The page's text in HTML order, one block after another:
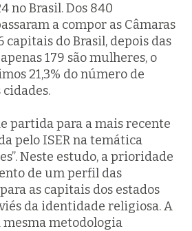
no Brasil. Dos 840
a compor as Câmaras
capitais do Brasil, depois das
179 são mulheres, o
21,3% do número de
cidades.
partida para a mais recente
pelo ISER na temática
Neste estudo, a prioridade
de um perfil das
as capitais dos estados
da identidade religiosa. A
mesma metodologia